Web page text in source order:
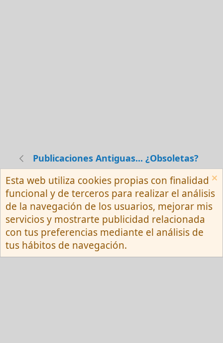
Publicaciones Antiguas... ¿Obsoletas?
Español (Neutro) Tu
Contactarnos
Términos y reglas
Privacy policy
Ayuda
R
S
S
Community platform by XenForo ® © 2010-
2026 XenForo Ltd.
Esta web utiliza cookies propias con finalidad
funcional y de terceros para realizar el análisis
de la navegación de los usuarios, mejorar mis
servicios y mostrarte publicidad relacionada
con tus preferencias mediante el análisis de
tus hábitos de navegación.